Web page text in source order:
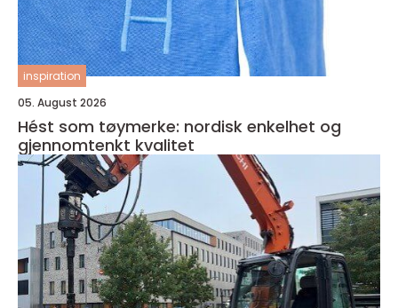
inspiration
05. August 2026
Hést som tøymerke: nordisk enkelhet og
gjennomtenkt kvalitet